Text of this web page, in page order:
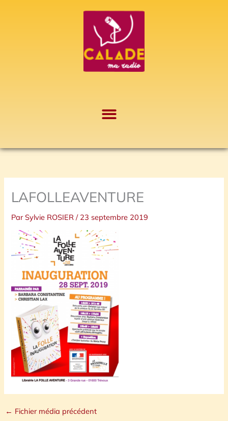
LAFOLLEAVENTURE
ParSylvie ROSIER/ 23 septembre 2019
← Fichier média précédent